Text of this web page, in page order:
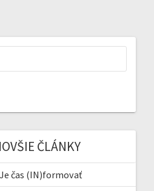
ČLÁNKY
čas (IN)formovať